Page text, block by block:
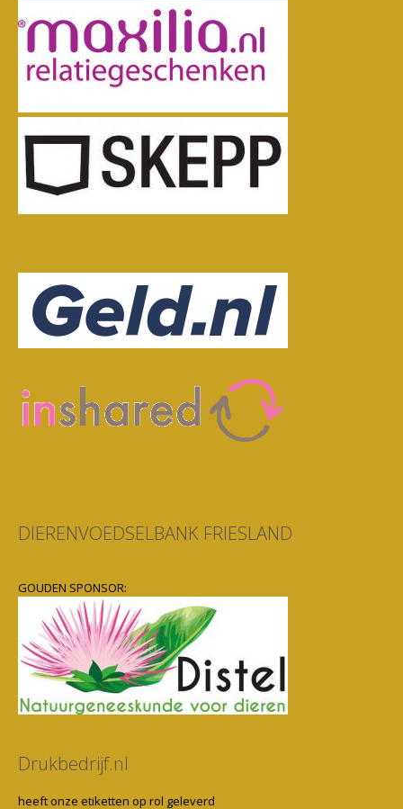
DIERENVOEDSELBANK FRIESLAND
GOUDEN SPONSOR:
Drukbedrijf.nl
heeft onze etiketten op rol geleverd